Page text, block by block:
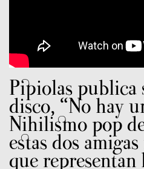
Pipiolas publica
disco, “No hay
Nihilismo pop
estas dos
que representan